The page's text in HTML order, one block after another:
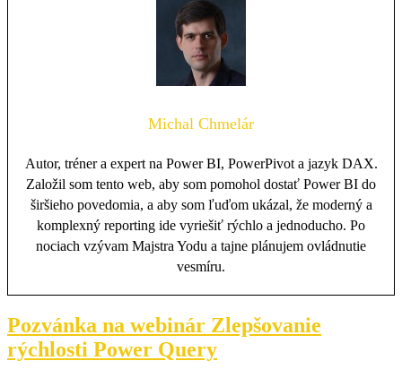
Michal Chmelár
Autor, tréner a expert na Power BI, PowerPivot a jazyk DAX.
Založil som tento web, aby som pomohol dostať Power BI do
širšieho povedomia, a aby som ľuďom ukázal, že moderný a
komplexný reporting ide vyriešiť rýchlo a jednoducho. Po
nociach vzývam Majstra Yodu a tajne plánujem ovládnutie
vesmíru.
Pozvánka na webinár Zlepšovanie
rýchlosti Power Query